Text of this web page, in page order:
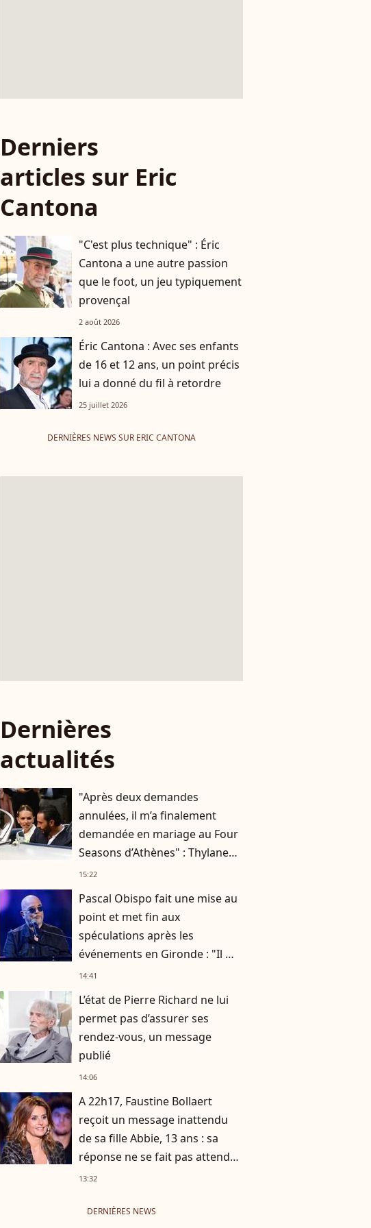
Derniers
articles sur Eric
Cantona
"C'est plus technique" : Éric
Cantona a une autre passion
que le foot, un jeu typiquement
provençal
2 août 2026
Éric Cantona : Avec ses enfants
de 16 et 12 ans, un point précis
lui a donné du fil à retordre
25 juillet 2026
DERNIÈRES NEWS SUR ERIC CANTONA
Dernières
actualités
"Après deux demandes
annulées, il m’a finalement
demandée en mariage au Four
Seasons d’Athènes" : Thylane
Blondeau raconte ses
15:22
Pascal Obispo fait une mise au
point et met fin aux
spéculations après les
événements en Gironde : "Il me
semble important de
14:41
L’état de Pierre Richard ne lui
permet pas d’assurer ses
rendez-vous, un message
publié
14:06
A 22h17, Faustine Bollaert
reçoit un message inattendu
de sa fille Abbie, 13 ans : sa
réponse ne se fait pas attendre
!13:32
DERNIÈRES NEWS